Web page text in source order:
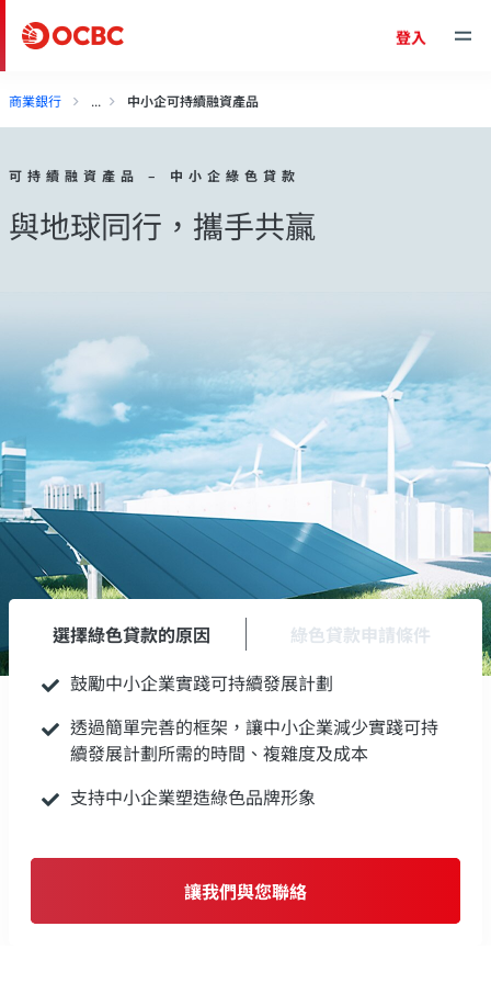
登入
商業銀行 中小企可持續融資產品
可持續融資產品 – 中小企綠色貸款
與地球同行，攜手共贏
選擇綠色貸款的原因
綠色貸款申請條件
鼓勵中小企業實踐可持續發展計劃
透過簡單完善的框架，讓中小企業減少實踐可持
續發展計劃所需的時間、複雜度及成本
支持中小企業塑造綠色品牌形象
讓我們與您聯絡